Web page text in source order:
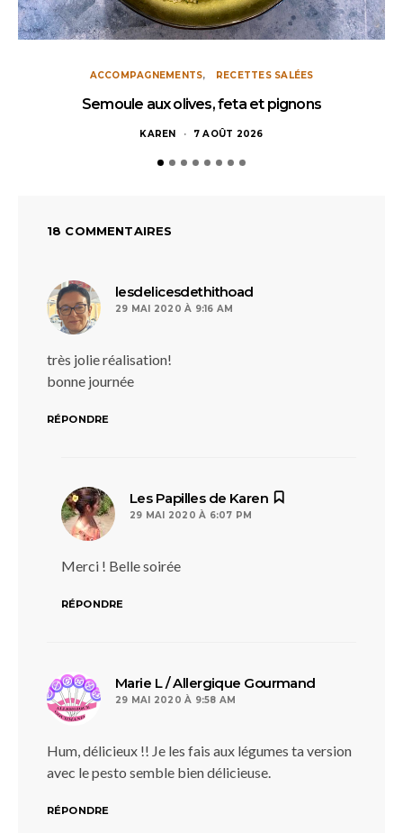
ACCOMPAGNEMENTS RECETTES SALÉES
Semoule aux olives, feta et pignons
KAREN 7 AOÛT 2026
18 COMMENTAIRES
lesdelicesdethithoad
29 MAI 2020 À 9:16 AM
très jolie réalisation!
bonne journée
RÉPONDRE
Les Papilles de Karen
29 MAI 2020 À 6:07 PM
Merci ! Belle soirée
RÉPONDRE
Marie L / Allergique Gourmand
29 MAI 2020 À 9:58 AM
Hum, délicieux !! Je les fais aux légumes ta version
avec le pesto semble bien délicieuse.
RÉPONDRE